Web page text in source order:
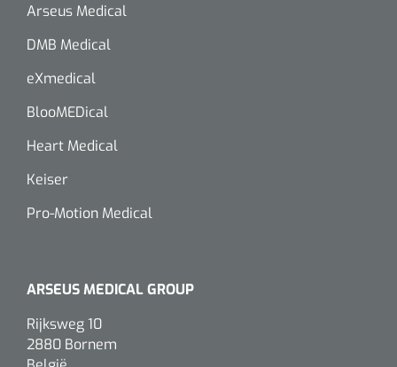
Arseus Medical
DMB Medical
eXmedical
BlooMEDical
Heart Medical
Keiser
Pro-Motion Medical
ARSEUS MEDICAL GROUP
Rijksweg 10
2880 Bornem